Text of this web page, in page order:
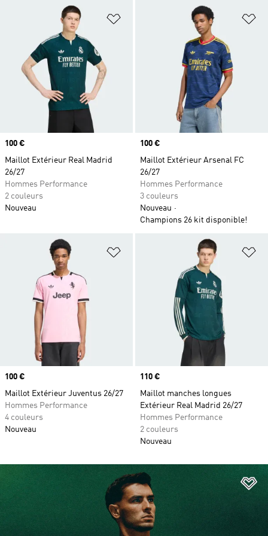
Ajouter à la Liste de produits
Prix
100 €
Maillot Extérieur Real Madrid
26/27
Hommes Performance
2 couleurs
Nouveau
Prix
100 €
Maillot Extérieur Arsenal FC
26/27
Hommes Performance
3 couleurs
Nouveau
Champions 26 kit disponible!
Ajouter à la Liste de produits
Prix
100 €
Maillot Extérieur Juventus 26/27
Hommes Performance
4 couleurs
Nouveau
Prix
110 €
Maillot manches longues
Extérieur Real Madrid 26/27
Hommes Performance
2 couleurs
Nouveau